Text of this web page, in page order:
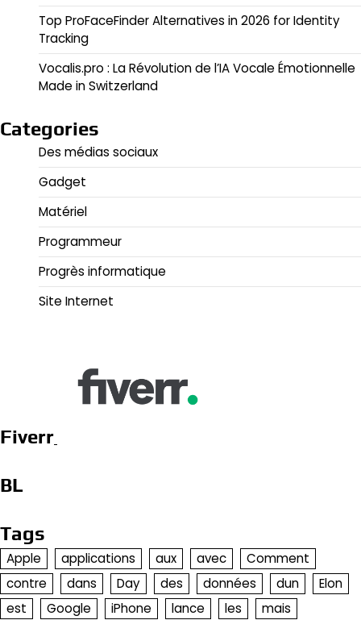
Top ProFaceFinder Alternatives in 2026 for Identity
Tracking
Vocalis.pro : La Révolution de l’IA Vocale Émotionnelle
Made in Switzerland
Categories
Des médias sociaux
Gadget
Matériel
Programmeur
Progrès informatique
Site Internet
Fiverr
BL
Tags
Apple applications aux avec
Comment
contre
dans Day des données dun
Elon
est
Google iPhone lance les mais